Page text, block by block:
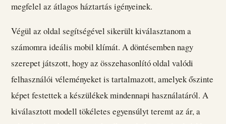
megfelel az átlagos háztartás igényeinek.
Végül az oldal segítségével sikerült kiválasztanom a
számomra ideális mobil klímát. A döntésemben nagy
szerepet játszott, hogy az összehasonlító oldal valódi
felhasználói véleményeket is tartalmazott, amelyek őszinte
képet festettek a készülékek mindennapi használatáról. A
kiválasztott modell tökéletes egyensúlyt teremt az ár, a